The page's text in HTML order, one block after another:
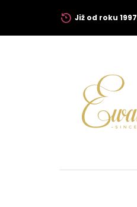
Již od roku 1997